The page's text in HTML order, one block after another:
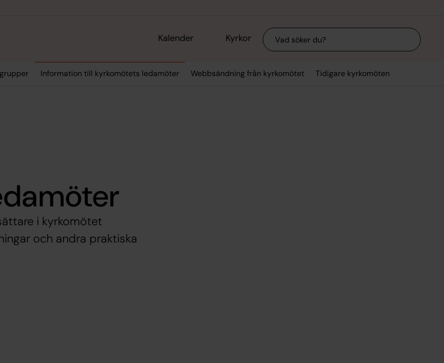
Kalender Kyrkor Sök
Information till kyrkomötets ledamöter Webbsändning från kyrkomötet Tidigare kyrkomöten
i kyrkomötet
och andra praktiska